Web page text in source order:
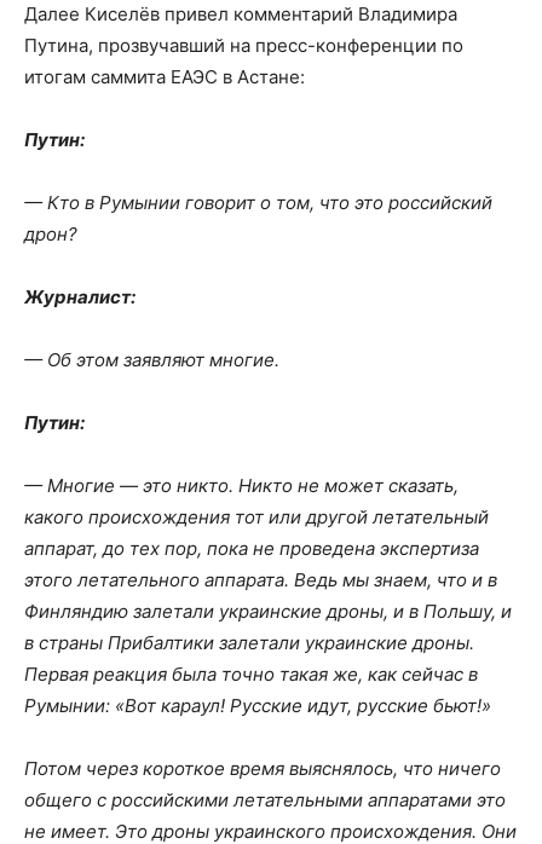
Далее Киселёв привел комментарий Владимира
Путина, прозвучавший на пресс-конференции по
итогам саммита ЕАЭС в Астане:
Путин:
— Кто в Румынии говорит о том, что это российский
дрон?
Журналист:
— Об этом заявляют многие.
Путин:
— Многие — это никто. Никто не может сказать,
какого происхождения тот или другой летательный
аппарат, до тех пор, пока не проведена экспертиза
этого летательного аппарата. Ведь мы знаем, что и в
Финляндию залетали украинские дроны, и в Польшу, и
в страны Прибалтики залетали украинские дроны.
Первая реакция была точно такая же, как сейчас в
Румынии: «Вот караул! Русские идут, русские бьют!»
Потом через короткое время выяснялось, что ничего
общего с российскими летательными аппаратами это
не имеет. Это дроны украинского происхождения. Они